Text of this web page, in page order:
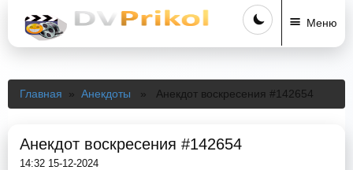
Меню
Главная » Анекдоты » Анекдот воскресения #142654
Анекдот воскресения #142654
14:32 15-12-2024